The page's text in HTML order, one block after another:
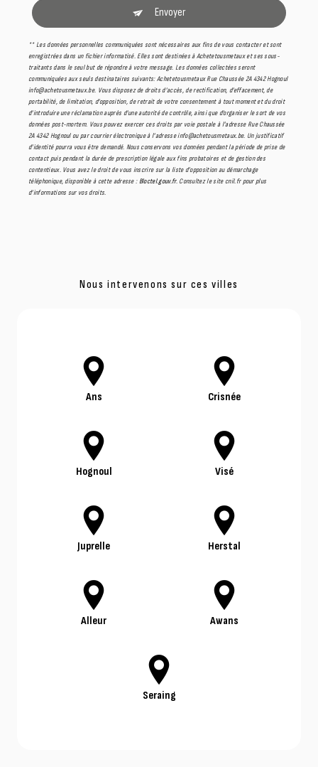
Envoyer
** Les données personnelles communiquées sont nécessaires aux fins de vous contacter et sont
enregistrées dans un fichier informatisé. Elles sont destinées à Achetetousmetaux et ses sous-
traitants dans le seul but de répondre à votre message. Les données collectées seront
communiquées aux seuls destinataires suivants: Achetetousmetaux Rue Chaussée 2A 4342 Hognoul
info@achetousmetaux.be. Vous disposez de droits d’accès, de rectification, d’effacement, de
portabilité, de limitation, d’opposition, de retrait de votre consentement à tout moment et du droit
d’introduire une réclamation auprès d’une autorité de contrôle, ainsi que d’organiser le sort de vos
données post-mortem. Vous pouvez exercer ces droits par voie postale à l'adresse Rue Chaussée
2A 4342 Hognoul ou par courrier électronique à l'adresse info@achetousmetaux.be. Un justificatif
d'identité pourra vous être demandé. Nous conservons vos données pendant la période de prise de
contact puis pendant la durée de prescription légale aux fins probatoires et de gestion des
contentieux. Vous avez le droit de vous inscrire sur la liste d'opposition au démarchage
téléphonique, disponible à cette adresse :Bloctel.gouv.fr. Consultez le site cnil.fr pour plus
d’informations sur vos droits.
Nous intervenons sur ces villes
Ans Crisnée
Hognoul Visé
Juprelle Herstal
Alleur Awans
Seraing